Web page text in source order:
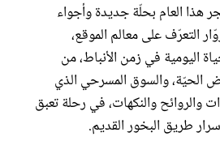
هذا العام بحلّة جديدة وأجواء
التعرّف على معالم الموقع،
اليومية في زمن الأنباط، من
الحيّة، والسوق المسرحي الذي
والروائح والنكهات، في رحلة تعبق
طريق البخور القديم.